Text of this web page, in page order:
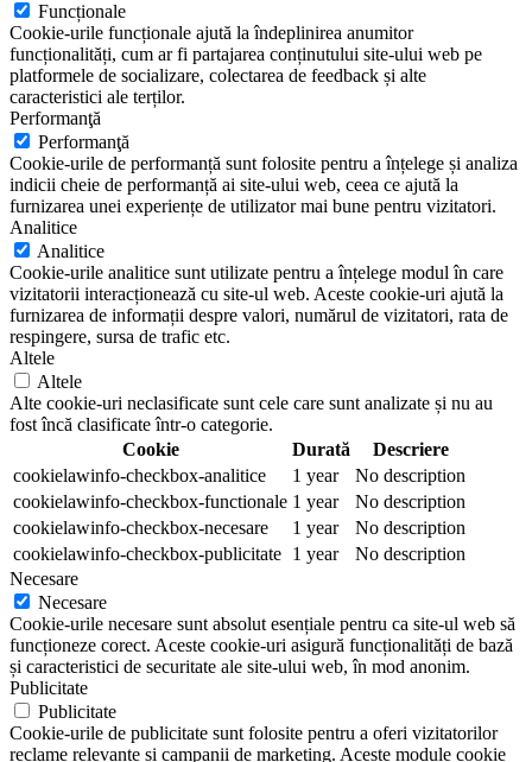
Funcționale
Cookie-urile funcționale ajută la îndeplinirea anumitor
funcționalități, cum ar fi partajarea conținutului site-ului web pe
platformele de socializare, colectarea de feedback și alte
caracteristici ale terților.
Performanţă
Performanţă
Cookie-urile de performanță sunt folosite pentru a înțelege și analiza
indicii cheie de performanță ai site-ului web, ceea ce ajută la
furnizarea unei experiențe de utilizator mai bune pentru vizitatori.
Analitice
Analitice
Cookie-urile analitice sunt utilizate pentru a înțelege modul în care
vizitatorii interacționează cu site-ul web. Aceste cookie-uri ajută la
furnizarea de informații despre valori, numărul de vizitatori, rata de
respingere, sursa de trafic etc.
Altele
Altele
Alte cookie-uri neclasificate sunt cele care sunt analizate și nu au
fost încă clasificate într-o categorie.
Cookie
Durată
Descriere
cookielawinfo-checkbox-analitice
1 year
No description
cookielawinfo-checkbox-functionale 1 year
No description
cookielawinfo-checkbox-necesare
1 year
No description
cookielawinfo-checkbox-publicitate 1 year
No description
Necesare
Necesare
Cookie-urile necesare sunt absolut esențiale pentru ca site-ul web să
funcționeze corect. Aceste cookie-uri asigură funcționalități de bază
și caracteristici de securitate ale site-ului web, în mod anonim.
Publicitate
Publicitate
Cookie-urile de publicitate sunt folosite pentru a oferi vizitatorilor
reclame relevante și campanii de marketing. Aceste module cookie